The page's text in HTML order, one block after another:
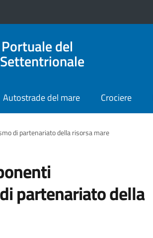
del
Autostrade del mare Crociere
di partenariato della risorsa mare
partenariato della